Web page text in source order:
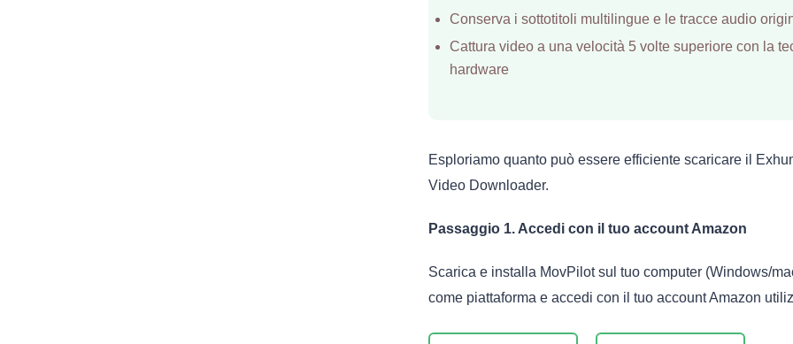
Conserva i sottotitoli multilingue e le tracce audio
Cattura video a una velocità 5 volte superiore con la
hardware
Esploriamo quanto può essere efficiente scaricare il
Video Downloader.
Passaggio 1. Accedi con il tuo account Amazon
Scarica e installa MovPilot sul tuo computer (Windows/
come piattaforma e accedi con il tuo account Amazon